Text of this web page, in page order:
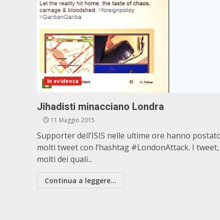
In evidenza
Jihadisti minacciano Londra
11 Maggio 2015
Supporter dell’ISIS nelle ultime ore hanno
molti tweet con l’hashtag #LondonAttack. I tweet,
molti dei quali...
Continua a leggere...